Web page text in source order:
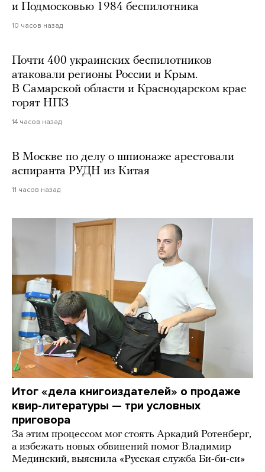
и Подмосковью 1984 беспилотника
10 часов назад
Почти 400 украинских беспилотников
атаковали регионы России и Крым.
В Самарской области и Краснодарском крае
горят НПЗ
14 часов назад
В Москве по делу о шпионаже арестовали
аспиранта РУДН из Китая
11 часов назад
Итог «дела книгоиздателей» о продаже
квир-литературы — три условных
приговора
За этим процессом мог стоять Аркадий Ротенберг,
а избежать новых обвинений помог Владимир
Мединский, выяснила «Русская служба Би-би-си»